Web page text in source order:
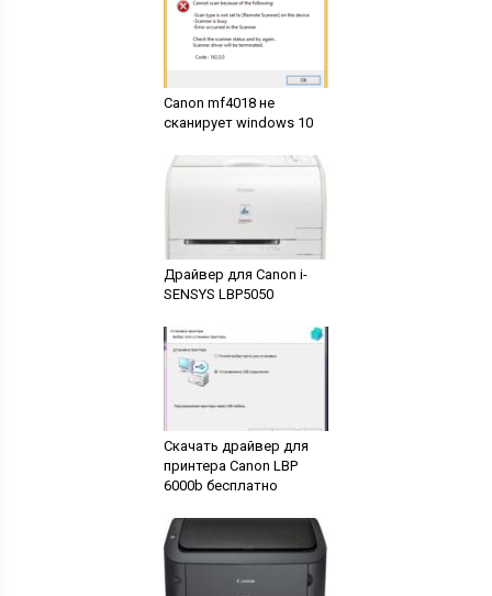
Canon mf4018 не
сканирует windows 10
Драйвер для Canon i-
SENSYS LBP5050
Скачать драйвер для
принтера Canon LBP
6000b бесплатно